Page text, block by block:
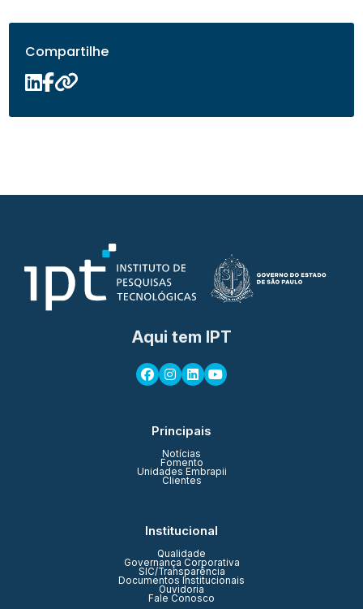
Compartilhe
Aqui tem IPT
Principais
Notícias
Fomento
Unidades Embrapii
Clientes
Institucional
Qualidade
Governança Corporativa
SIC/Transparência
Documentos Institucionais
Ouvidoria
Fale Conosco